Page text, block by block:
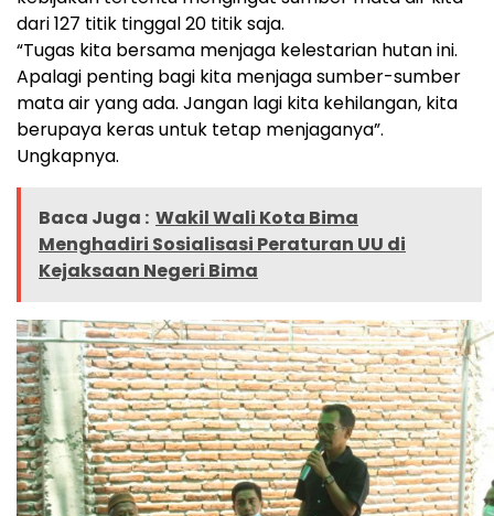
dari 127 titik tinggal 20 titik saja.
“Tugas kita bersama menjaga kelestarian hutan ini.
Apalagi penting bagi kita menjaga sumber-sumber
mata air yang ada. Jangan lagi kita kehilangan, kita
berupaya keras untuk tetap menjaganya”.
Ungkapnya.
Baca Juga : Wakil Wali Kota Bima
Menghadiri Sosialisasi Peraturan UU di
Kejaksaan Negeri Bima